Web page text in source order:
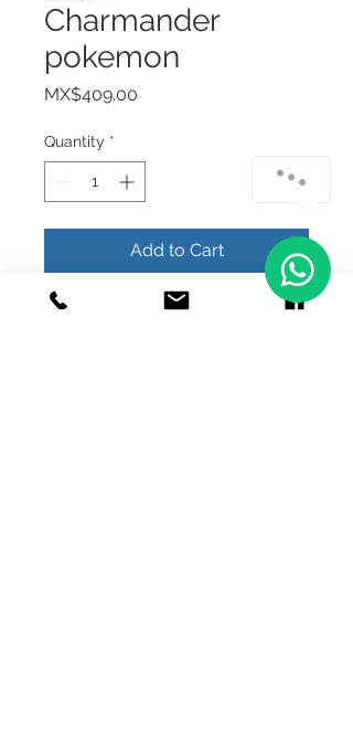
Charmander
pokemon
MX$409.00
Quantity *
Add to Cart
Buy Now